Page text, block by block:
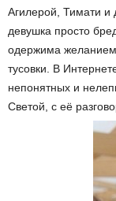
Агилерой, Тимати и
девушка просто
одержима желанием
тусовки. В
непонятных и
Светой, с её